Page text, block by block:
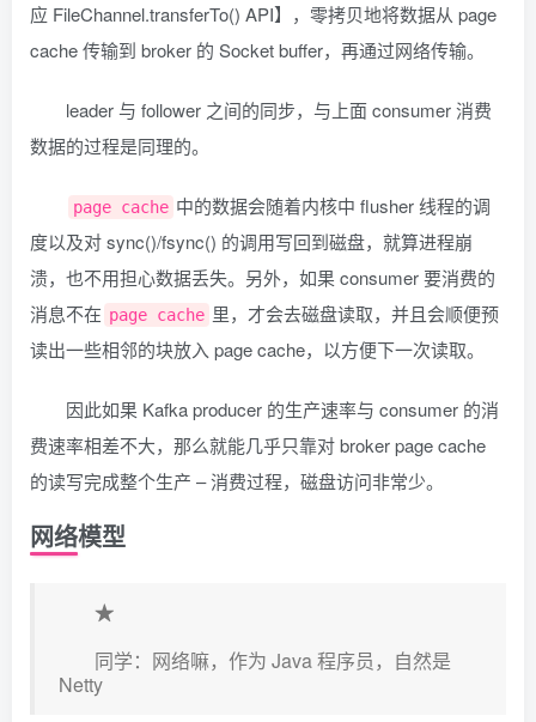
应 FileChannel.transferTo() API】，零拷贝地将数据从 page
cache 传输到 broker 的 Socket buffer，再通过网络传输。
leader 与 follower 之间的同步，与上面 consumer 消费
数据的过程是同理的。
page cache 中的数据会随着内核中 flusher 线程的调
度以及对 sync()/fsync() 的调用写回到磁盘，就算进程崩
溃，也不用担心数据丢失。另外，如果 consumer 要消费的
消息不在 page cache 里，才会去磁盘读取，并且会顺便预
读出一些相邻的块放入 page cache，以方便下一次读取。
因此如果 Kafka producer 的生产速率与 consumer 的消
费速率相差不大，那么就能几乎只靠对 broker page cache
的读写完成整个生产 – 消费过程，磁盘访问非常少。
网络模型
★
同学：网络嘛，作为 Java 程序员，自然是
Netty